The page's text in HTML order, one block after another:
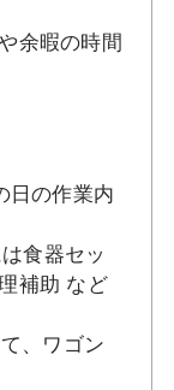
余暇の時間
日の作業内
食器セッ
補助 など
、ワゴン